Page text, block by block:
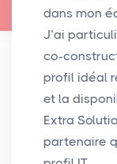
dans mon
J’ai
co-
profil idéal
et la
Extra
partenaire